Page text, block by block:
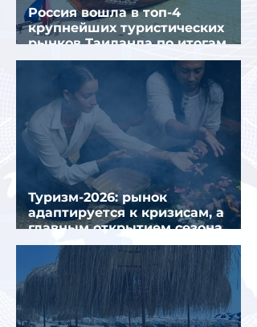
Россия вошла в топ-4
крупнейших туристических
рынков Таиланда по итогам
семи месяцев 2026 года
Туризм-2026: рынок
адаптируется к кризисам, а
главным открытием сезона
стал Вьетнам